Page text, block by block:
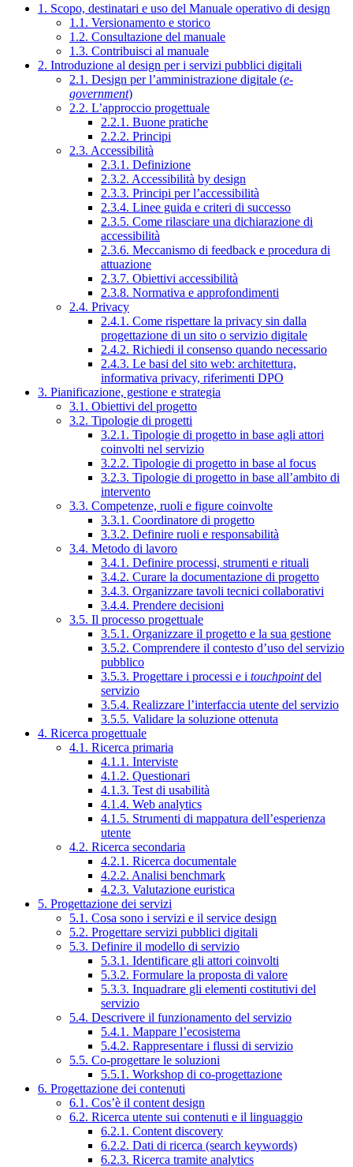
1. Scopo, destinatari e uso del Manuale operativo di design
1.1. Versionamento e storico
1.2. Consultazione del manuale
1.3. Contribuisci al manuale
2. Introduzione al design per i servizi pubblici digitali
2.1. Design per l’amministrazione digitale (e-
government)
2.2. L’approccio progettuale
2.2.1. Buone pratiche
2.2.2. Principi
2.3. Accessibilità
2.3.1. Definizione
2.3.2. Accessibilità by design
2.3.3. Principi per l’accessibilità
2.3.4. Linee guida e criteri di successo
2.3.5. Come rilasciare una dichiarazione di
accessibilità
2.3.6. Meccanismo di feedback e procedura di
attuazione
2.3.7. Obiettivi accessibilità
2.3.8. Normativa e approfondimenti
2.4. Privacy
2.4.1. Come rispettare la privacy sin dalla
progettazione di un sito o servizio digitale
2.4.2. Richiedi il consenso quando necessario
2.4.3. Le basi del sito web: architettura,
informativa privacy, riferimenti DPO
3. Pianificazione, gestione e strategia
3.1. Obiettivi del progetto
3.2. Tipologie di progetti
3.2.1. Tipologie di progetto in base agli attori
coinvolti nel servizio
3.2.2. Tipologie di progetto in base al focus
3.2.3. Tipologie di progetto in base all’ambito di
intervento
3.3. Competenze, ruoli e figure coinvolte
3.3.1. Coordinatore di progetto
3.3.2. Definire ruoli e responsabilità
3.4. Metodo di lavoro
3.4.1. Definire processi, strumenti e rituali
3.4.2. Curare la documentazione di progetto
3.4.3. Organizzare tavoli tecnici collaborativi
3.4.4. Prendere decisioni
3.5. Il processo progettuale
3.5.1. Organizzare il progetto e la sua gestione
3.5.2. Comprendere il contesto d’uso del servizio
pubblico
3.5.3. Progettare i processi e i touchpointdel
servizio
3.5.4. Realizzare l’interfaccia utente del servizio
3.5.5. Validare la soluzione ottenuta
4. Ricerca progettuale
4.1. Ricerca primaria
4.1.1. Interviste
4.1.2. Questionari
4.1.3. Test di usabilità
4.1.4. Web analytics
4.1.5. Strumenti di mappatura dell’esperienza
utente
4.2. Ricerca secondaria
4.2.1. Ricerca documentale
4.2.2. Analisi benchmark
4.2.3. Valutazione euristica
5. Progettazione dei servizi
5.1. Cosa sono i servizi e il service design
5.2. Progettare servizi pubblici digitali
5.3. Definire il modello di servizio
5.3.1. Identificare gli attori coinvolti
5.3.2. Formulare la proposta di valore
5.3.3. Inquadrare gli elementi costitutivi del
servizio
5.4. Descrivere il funzionamento del servizio
5.4.1. Mappare l’ecosistema
5.4.2. Rappresentare i flussi di servizio
5.5. Co-progettare le soluzioni
5.5.1. Workshop di co-progettazione
6. Progettazione dei contenuti
6.1. Cos’è il content design
6.2. Ricerca utente sui contenuti e il linguaggio
6.2.1. Content discovery
6.2.2. Dati di ricerca (search keywords)
6.2.3. Ricerca tramite analytics